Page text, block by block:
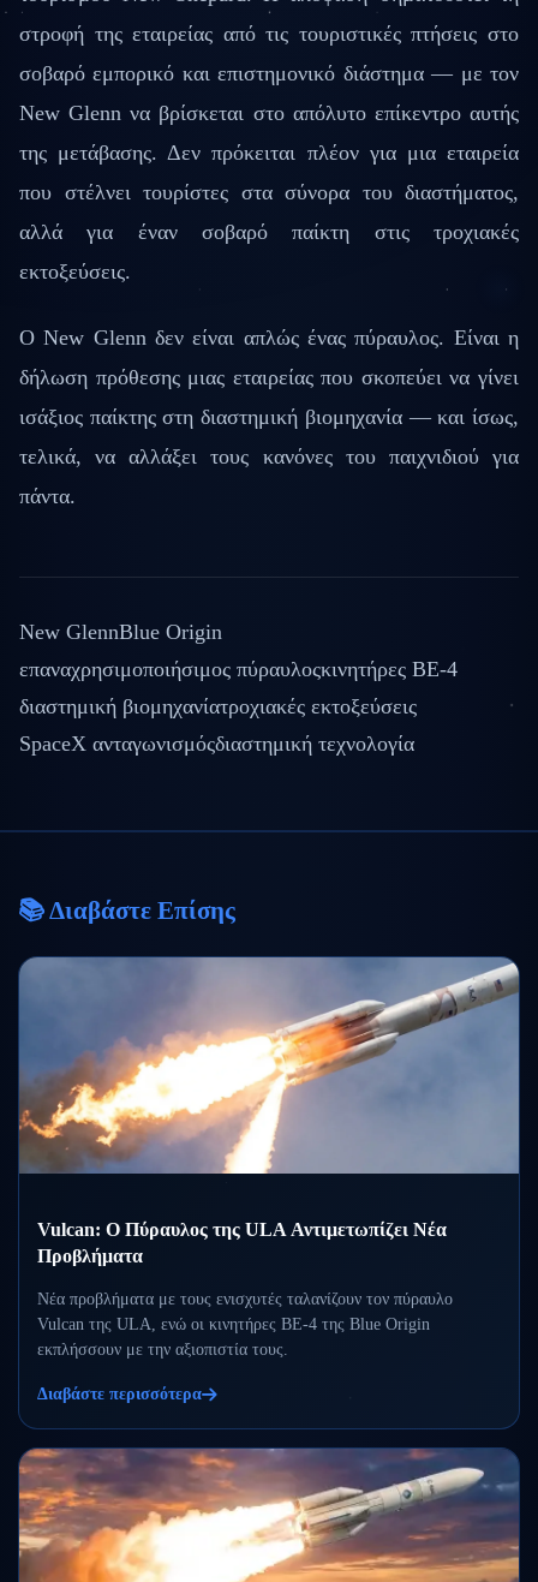
στροφή της εταιρείας από τις τουριστικές πτήσεις στο
σοβαρό εμπορικό και επιστημονικό διάστημα — με τον
New Glenn να βρίσκεται στο απόλυτο επίκεντρο αυτής
της μετάβασης. Δεν πρόκειται πλέον για μια εταιρεία
που στέλνει τουρίστες στα σύνορα του διαστήματος,
αλλά για έναν σοβαρό παίκτη στις τροχιακές
εκτοξεύσεις.
Ο New Glenn δεν είναι απλώς ένας πύραυλος. Είναι η
δήλωση πρόθεσης μιας εταιρείας που σκοπεύει να γίνει
ισάξιος παίκτης στη διαστημική βιομηχανία — και ίσως,
τελικά, να αλλάξει τους κανόνες του παιχνιδιού για
πάντα.
New GlennBlue Origin
επαναχρησιμοποιήσιμος πύραυλοςκινητήρες BE-4
διαστημική βιομηχανίατροχιακές εκτοξεύσεις
SpaceX ανταγωνισμόςδιαστημική τεχνολογία
📚 Διαβάστε Επίσης
Vulcan: Ο Πύραυλος της ULA Αντιμετωπίζει Νέα
Προβλήματα
Νέα προβλήματα με τους ενισχυτές ταλανίζουν τον πύραυλο
Vulcan της ULA, ενώ οι κινητήρες BE-4 της Blue Origin
εκπλήσσουν με την αξιοπιστία τους.
Διαβάστε περισσότερα